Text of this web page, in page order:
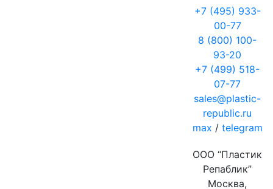
+7 (495) 933-
00-77
8 (800) 100-
93-20
+7 (499) 518-
07-77
sales@plastic-
republic.ru
max / telegram
ООО “Пластик
Репаблик”
Москва,